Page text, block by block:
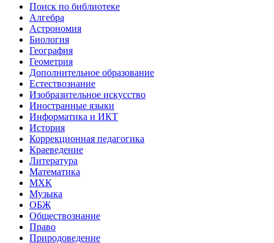
Поиск по библиотеке
Алгебра
Астрономия
Биология
География
Геометрия
Дополнительное образование
Естествознание
Изобразительное искусство
Иностранные языки
Информатика и ИКТ
История
Коррекционная педагогика
Краеведение
Литература
Математика
МХК
Музыка
ОБЖ
Обществознание
Право
Природоведение